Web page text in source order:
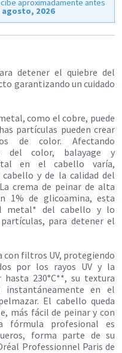
aproximadamente antes
agosto, 2026
detener el quiebre del
garantizando un cuidado
como el cobre, puede
partículas pueden crear
de color. Afectando
del color, balayage y
en el cabello varía,
y de la calidad del
crema de peinar de alta
1% de glicoamina, esta
metal* del cabello y lo
para detener el
con filtros UV, protegiendo
por los rayos UV y la
230°C**, su textura
en el
El cabello queda
más fácil de peinar y con
fórmula profesional es
forma parte de su
Professionnel Paris de